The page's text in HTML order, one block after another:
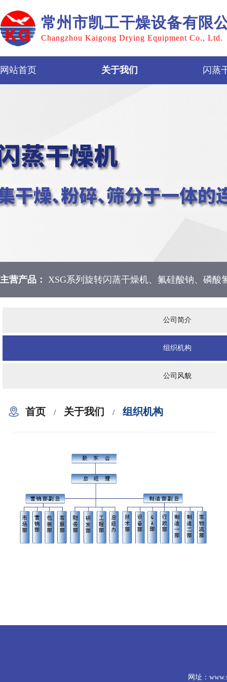
常州市凯工干燥设备有限
Changzhou Kaigong Drying Equipment Co., Ltd.
网站首页 关于我们 闪蒸
主营产品： XSG系列旋转闪蒸干燥机、氟硅酸钠、磷
公司简介
组织机构
公司风貌
首页 / 关于我们 /组织机构
网址：